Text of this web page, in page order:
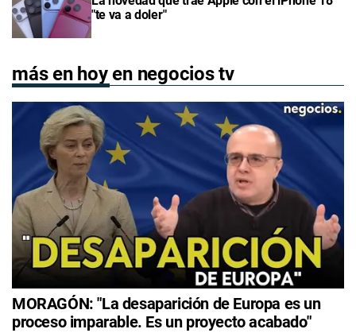
"te va a doler"
más en hoy en negocios tv
MORAGÓN: "La desaparición de Europa es un
proceso imparable. Es un proyecto acabado"